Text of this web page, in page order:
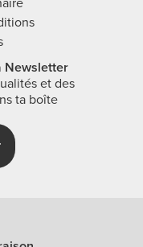
Newsletter
et des
ta boîte